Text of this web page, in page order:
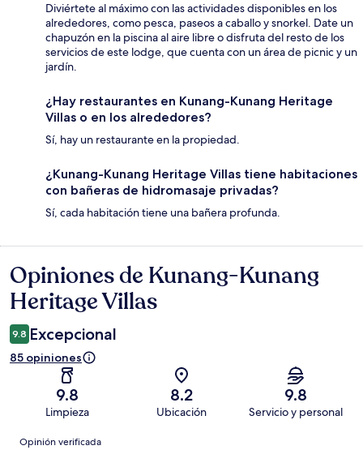
Diviértete al máximo con las actividades disponibles en los
alrededores, como pesca, paseos a caballo y snorkel. Date un
chapuzón en la piscina al aire libre o disfruta del resto de los
servicios de este lodge, que cuenta con un área de picnic y un
jardín.
¿Hay restaurantes en Kunang-Kunang Heritage
Villas o en los alrededores?
Sí, hay un restaurante en la propiedad.
¿Kunang-Kunang Heritage Villas tiene habitaciones
con bañeras de hidromasaje privadas?
Sí, cada habitación tiene una bañera profunda.
Opiniones
Opiniones de Kunang-Kunang
Heritage Villas
9.8 Excepcional
85 opiniones
9.8
Limpieza
8.2
Ubicación
9.8
Servicio y personal
Opiniones
Opinión verificada